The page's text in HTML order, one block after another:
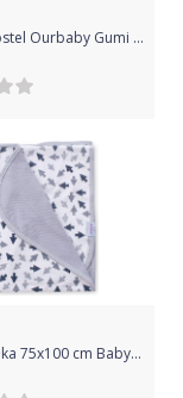
Dětská postel Ourbaby Gumi dub 200x90 cm
Dětská deka 75x100 cm Baby Matex Bamboo Šedé Šipky